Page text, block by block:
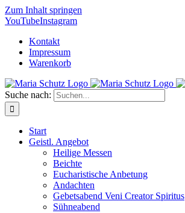
Zum Inhalt springen
YouTubeInstagram
Kontakt
Impressum
Warenkorb
Suche nach:
Start
Geistl. Angebot
Heilige Messen
Beichte
Eucharistische Anbetung
Andachten
Gebetsabend Veni Creator Spiritus
Sühneabend